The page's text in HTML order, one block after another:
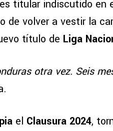
es titular indiscutido en
de volver a vestir la
título de Liga
otra vez. Seis
el Clausura 2024,